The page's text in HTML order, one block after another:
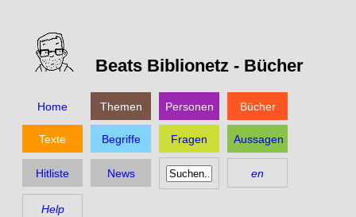
Beats Biblionetz - Bücher
Home Themen Personen Bücher
Texte Begriffe Fragen Aussagen
Hitliste News en
Help